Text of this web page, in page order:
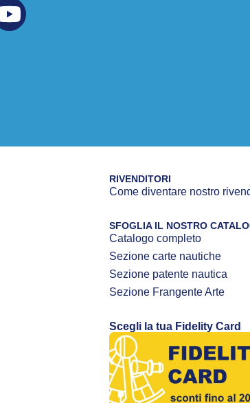
RIVENDITORI
Come diventare nostro
SFOGLIA IL NOSTRO
Catalogo completo
Sezione carte nautiche
Sezione patente nautica
Sezione Frangente Arte
Scegli la tua Fidelity Card